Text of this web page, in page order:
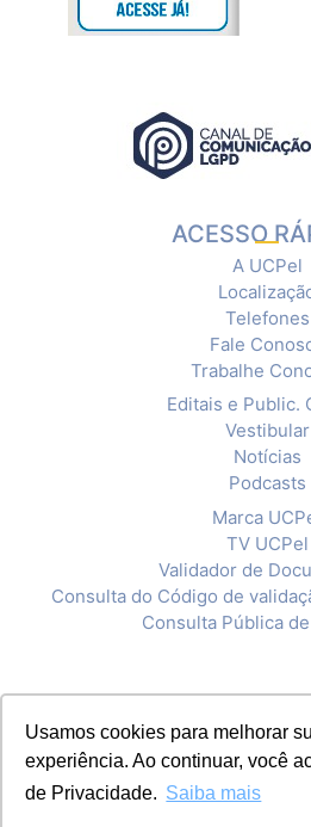
Usamos cookies para melhorar
experiência. Ao continuar, você
de Privacidade. Saiba mais
ACESSO
A UCPel
Telefones
Fale
Trabalhe
Editais e Public.
Vestibular
Notícias
Podcasts
Marca
TV UCPel
Validador de
Consulta do Código de
Consulta Pública
CNPJ: 92.238.914/0001-03 - ASSOCIAÇÃO